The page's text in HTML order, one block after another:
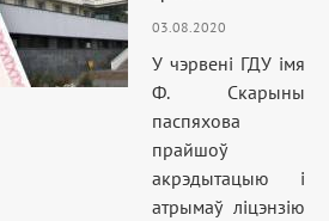
03.08.2020
У чэрвені ГДУ імя
Ф. Скарыны
паспяхова
прайшоў
акрэдытацыю і
атрымаў ліцэнзію